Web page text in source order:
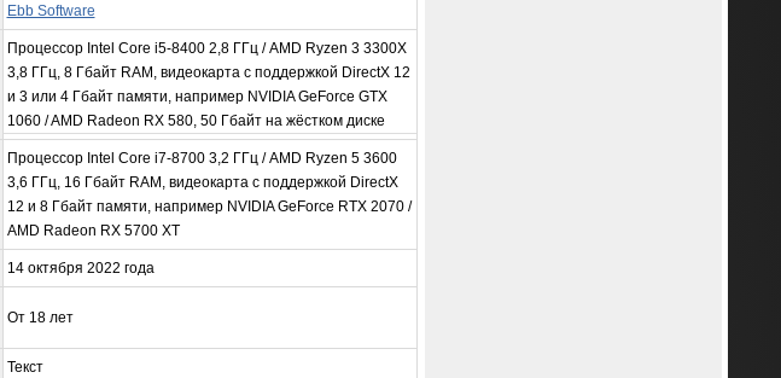
Ebb Software
Процессор Intel Core i5-8400 2,8 ГГц / AMD Ryzen 3 3300X
3,8 ГГц, 8 Гбайт RAM, видеокарта с поддержкой DirectX 12
и 3 или 4 Гбайт памяти, например NVIDIA GeForce GTX
1060 / AMD Radeon RX 580, 50 Гбайт на жёстком диске
Процессор Intel Core i7-8700 3,2 ГГц / AMD Ryzen 5 3600
3,6 ГГц, 16 Гбайт RAM, видеокарта с поддержкой DirectX
12 и 8 Гбайт памяти, например NVIDIA GeForce RTX 2070 /
AMD Radeon RX 5700 XT
14 октября 2022 года
От 18 лет
Текст